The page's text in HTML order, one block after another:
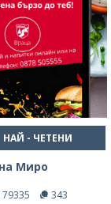
НАЙ - ЧЕТЕНИ
Миро
343